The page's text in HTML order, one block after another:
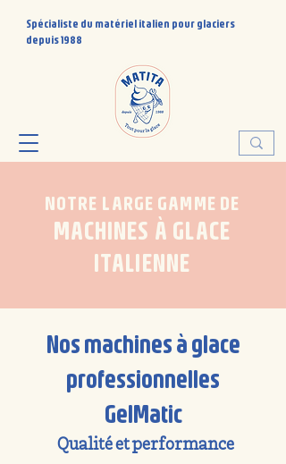
Spécialiste du matériel italien pour glaciers
depuis 1988
NOTRE LARGE GAMME DE
MACHINES À GLACE
ITALIENNE
Nos machines à glace
professionnelles
GelMatic
Qualité et performance